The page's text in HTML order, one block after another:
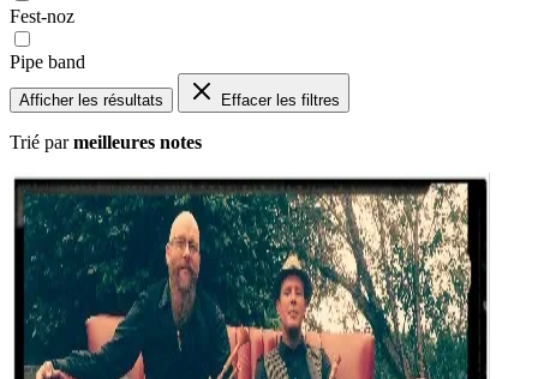
Fest-noz
Pipe band
Afficher les résultats Effacer les filtres
Trié parmeilleures notes